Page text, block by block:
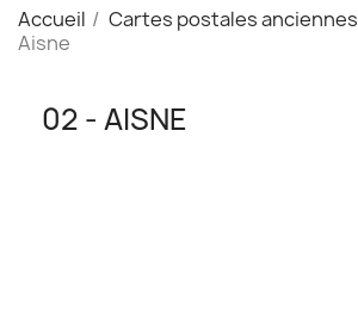
Accueil Cartes postales anciennes
Aisne
02 - AISNE